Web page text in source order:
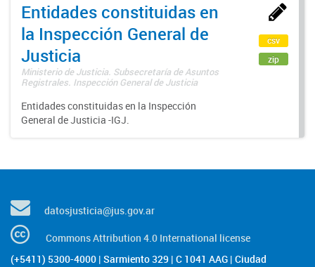
Entidades constituidas en
la Inspección General de
Justicia
Ministerio de Justicia. Subsecretaría de Asuntos
Registrales. Inspección General de Justicia
Entidades constituidas en la Inspección
General de Justicia -IGJ.
csv
zip
datosjusticia@jus.gov.ar
Commons Attribution 4.0 International license
(+5411) 5300-4000 | Sarmiento 329 | C 1041 AAG | Ciudad